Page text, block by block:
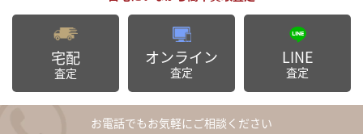
宅配
査定
オンライン
査定
LINE
査定
お電話でもお気軽にご相談ください